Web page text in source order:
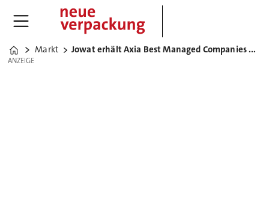
Home
Markt Jowat erhält Axia Best Managed Companies Award
ANZEIGE
ANZEIGE